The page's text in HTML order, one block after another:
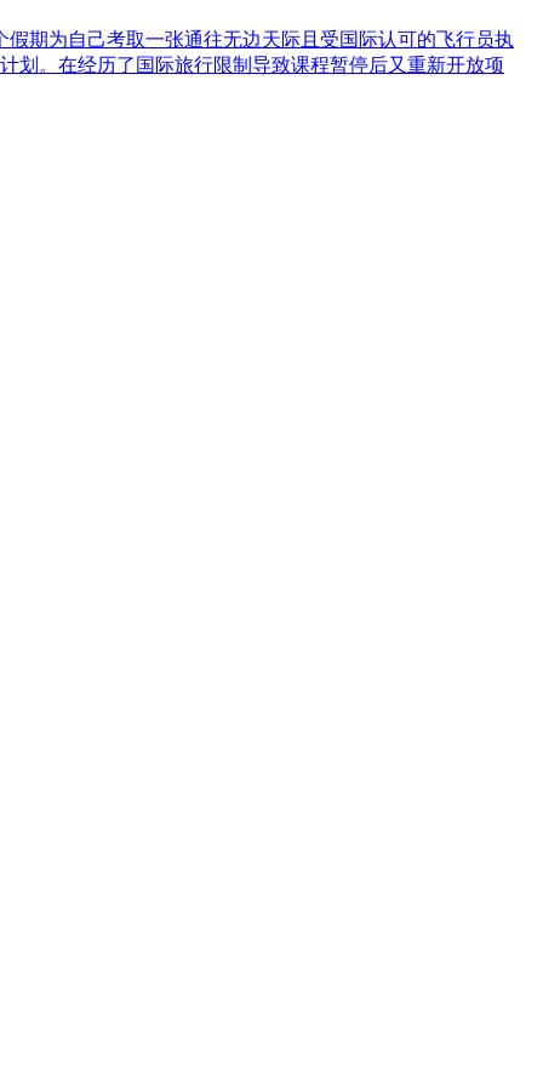
期为自己考取一张通往无边天际且受国际认可的飞行员执
划。在经历了国际旅行限制导致课程暂停后又重新开放项